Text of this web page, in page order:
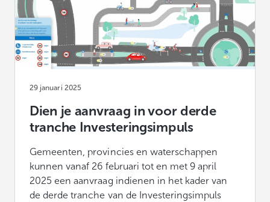
29 januari 2025
Dien je aanvraag in voor derde
tranche Investeringsimpuls
Gemeenten, provincies en waterschappen
kunnen vanaf 26 februari tot en met 9 april
2025 een aanvraag indienen in het kader van
de derde tranche van de Investeringsimpuls